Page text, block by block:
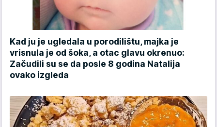
Kad ju je ugledala u porodilištu, majka je
vrisnula je od šoka, a otac glavu okrenuo:
Začudili su se da posle 8 godina Natalija
ovako izgleda